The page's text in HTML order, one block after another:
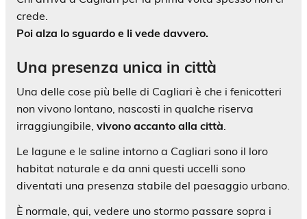
crede.
Poi alza lo sguardo e li vede davvero.
Una presenza unica in città
Una delle cose più belle di Cagliari è che i fenicotteri
non vivono lontano, nascosti in qualche riserva
irraggiungibile, vivono accanto alla città.
Le lagune e le saline intorno a Cagliari sono il loro
habitat naturale e da anni questi uccelli sono
diventati una presenza stabile del paesaggio urbano.
È normale, qui, vedere uno stormo passare sopra i